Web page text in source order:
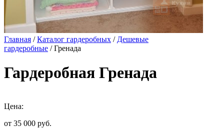
Главная /Каталог гардеробных / Дешевые
гардеробные / Гренада
Гардеробная Гренада
Цена:
от 35 000 руб.